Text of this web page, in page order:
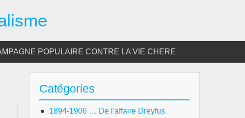
POPULAIRE CONTRE LA VIE CHERE
Catégories
1894-1906 … De l'affaire Dreyfus